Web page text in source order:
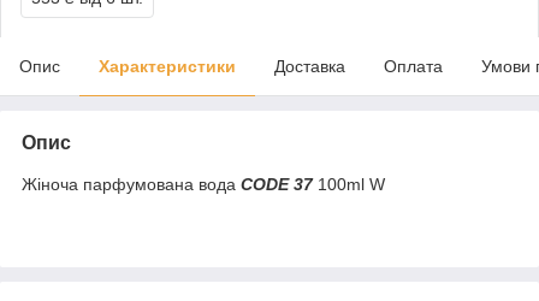
Опис Характеристики Доставка Оплата Умови
Опис
Жіноча парфумована вода CODE 37100ml W